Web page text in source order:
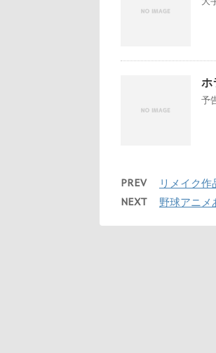
ホ
予
PREV リメイク
NEXT 野球アニ